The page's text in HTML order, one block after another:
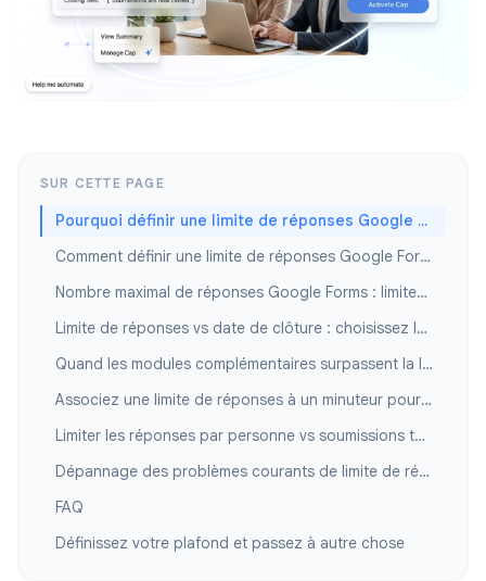
SUR CETTE PAGE
Pourquoi définir une limite de réponses Google Forms ?
Comment définir une limite de réponses Google Forms (méthode intégrée)
Nombre maximal de réponses Google Forms : limites de la plateforme vs votre plafond
Limite de réponses vs date de clôture : choisissez le bon déclencheur
Quand les modules complémentaires surpassent la limite de réponses intégrée
Associez une limite de réponses à un minuteur pour les examens et les inscriptions
Limiter les réponses par personne vs soumissions totales
Dépannage des problèmes courants de limite de réponses
FAQ
Définissez votre plafond et passez à autre chose